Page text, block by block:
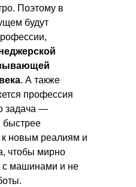
Поэтому в
будут
. А также
профессия
задача —
быстрее
к новым реалиям и
чтобы мирно
с машинами и не